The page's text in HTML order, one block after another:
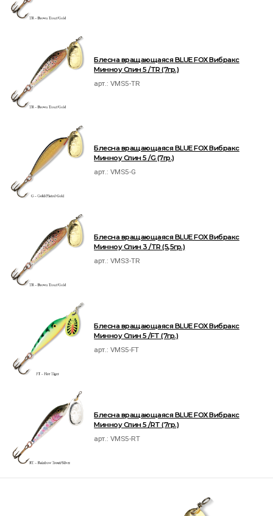
Блесна вращающаяся BLUE FOX Вибракс
Минноу Спин 5 /TR (7гр.)
арт.:VMS5-TR
Блесна вращающаяся BLUE FOX Вибракс
Минноу Спин 5 /G (7гр.)
арт.:VMS5-G
Блесна вращающаяся BLUE FOX Вибракс
Минноу Спин 3 /TR (5,5гр.)
арт.:VMS3-TR
Блесна вращающаяся BLUE FOX Вибракс
Минноу Спин 5 /FT (7гр.)
арт.:VMS5-FT
Блесна вращающаяся BLUE FOX Вибракс
Минноу Спин 5 /RT (7гр.)
арт.:VMS5-RT